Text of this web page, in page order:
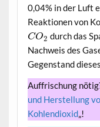
0,04% in der Luft
Reaktionen von
CO2 durch das
Nachweis des
Gegenstand
Auffrischung
und Herstellung
Kohlendioxid„!